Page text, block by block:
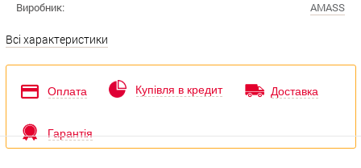
Виробник: AMASS
Всі характеристики
Оплата Купівля в кредит Доставка
Гарантія